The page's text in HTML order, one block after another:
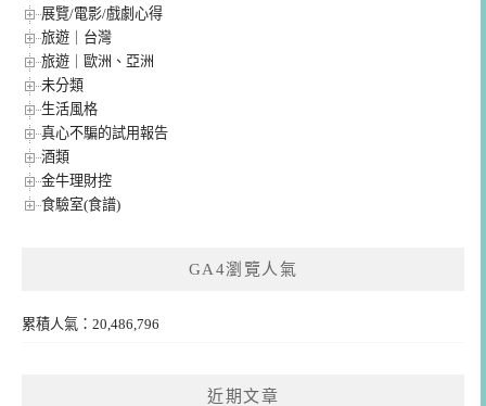
展覽/電影/戲劇心得
旅遊｜台灣
旅遊｜歐洲、亞洲
未分類
生活風格
真心不騙的試用報告
酒類
金牛理財控
食驗室(食譜)
GA4瀏覽人氣
累積人氣：20,486,796
近期文章